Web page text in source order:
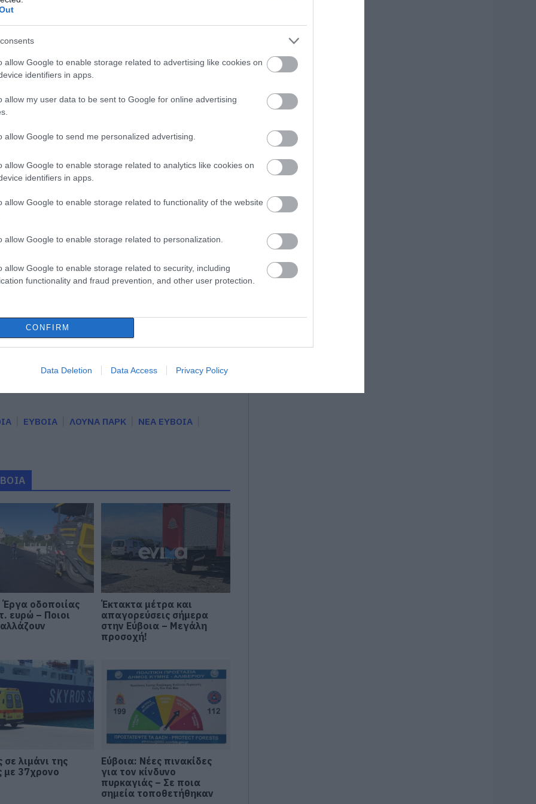
allow Google to enable storage related to advertising like cookies on
identifiers in apps.
allow my user data to be sent to Google for online advertising
allow Google to send me personalized advertising.
allow Google to enable storage related to analytics like cookies on
identifiers in apps.
allow Google to enable storage related to functionality of the website
allow Google to enable storage related to personalization.
allow Google to enable storage related to security, including
functionality and fraud prevention, and other user protection.
CONFIRM
Data Deletion Data Access Privacy Policy
Πέθανε άνδρας
– Ποιοι δρόμοι αλλάζουν
κάνουν αίτηση σήμερα – Έως 600 ευρώ
σήμερα στην Εύβοια – Μεγάλη προσοχή!
News
Εύβοια
για τηνΕλλάδα και τονΚόσμοστο
ΕΥΒΟΙΑ ΛΟΥΝΑ ΠΑΡΚ
ΝΕΑ ΕΥΒΟΙΑ
Έργα οδοποιίας
ευρώ – Ποιοι
Έκτακτα μέτρα και
απαγορεύσεις σήμερα
στην Εύβοια – Μεγάλη
προσοχή!
σε λιμάνι της
με 37χρονο
Εύβοια: Νέες πινακίδες
για τον κίνδυνο
πυρκαγιάς – Σε ποια
σημεία τοποθετήθηκαν
επιστρέφει στην
09.08.2026 | 11:20
Συγκινεί Ενορία
στην Εύβοια!
οικογένειες για τον
Δεκαπενταύγουστο!
09.08.2026 | 11:00